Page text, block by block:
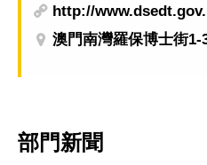
http://
澳門南灣羅保博士街
部門新聞